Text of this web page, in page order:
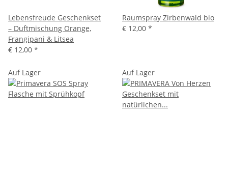
Lebensfreude Geschenkset
– Duftmischung Orange,
Frangipani & Litsea
€ 12,00 *
Raumspray Zirbenwald bio
€ 12,00 *
Auf Lager Auf Lager